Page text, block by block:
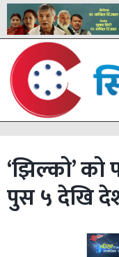
‘झिल्को’
पुस ५ देखि